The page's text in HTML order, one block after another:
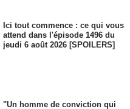
Ici tout commence : ce qui vous
attend dans l'épisode 1496 du
jeudi 6 août 2026 [SPOILERS]
"Un homme de conviction qui